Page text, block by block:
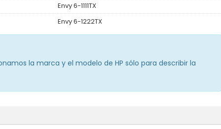
Envy 6-1111TX
Envy 6-1222TX
la marca y el modelo de HP sólo para describir la